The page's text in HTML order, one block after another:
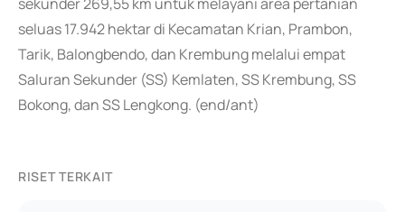
seluas 17.942 hektar di Kecamatan Krian, Prambon,
Tarik, Balongbendo, dan Krembung melalui empat
Saluran Sekunder (SS) Kemlaten, SS Krembung, SS
Bokong, dan SS Lengkong. (end/ant)
RISET TERKAIT